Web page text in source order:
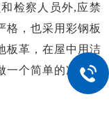
检察人员外,应禁
格，也采用彩钢板
板革，在屋中用洁
个简单的净化空